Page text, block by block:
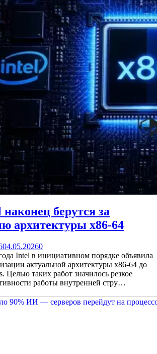
берутся за
архитектуры x86-64
04.05.20260comments
on
AMD
и
Intel
берутся
Intel в инициативном порядке объявила
актуальной архитектуры x86-64 до
Целью таких работ значилось резкое
работы внутренней стру…